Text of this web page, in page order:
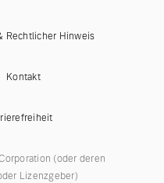
Rechtlicher Hinweis
Kontakt
(oder deren
Lizenzgeber)